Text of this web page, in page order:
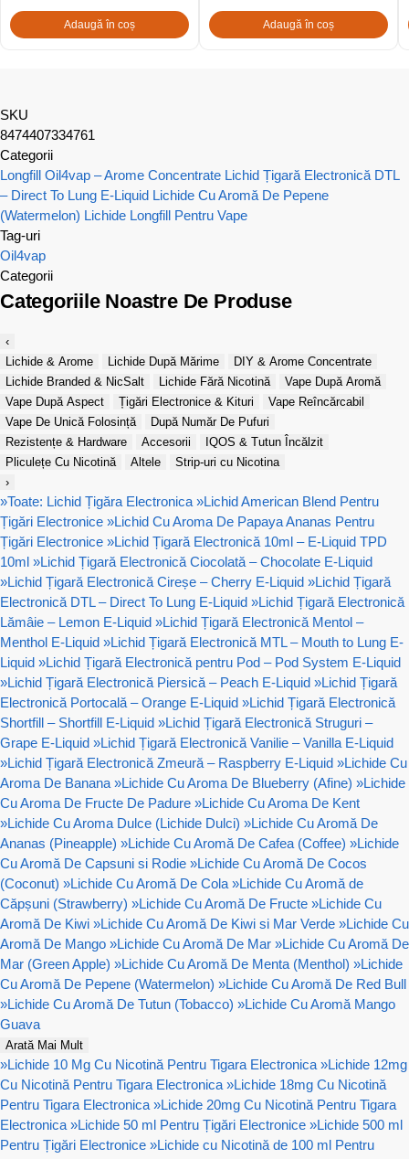
Adaugă în coș Adaugă în coș
SKU
8474407334761
Categorii
Longfill Oil4vap – Arome Concentrate Lichid Țigară Electronică DTL
– Direct To Lung E-Liquid Lichide Cu Aromă De Pepene
(Watermelon) Lichide Longfill Pentru Vape
Tag-uri
Oil4vap
Categorii
Categoriile Noastre De Produse
‹
Lichide & Arome
Lichide După Mărime
DIY & Arome Concentrate
Lichide Branded & NicSalt
Lichide Fără Nicotină
Vape După Aromă
Vape După Aspect
Țigări Electronice & Kituri
Vape Reîncărcabil
Vape De Unică Folosință
După Număr De Pufuri
Rezistențe & Hardware
Accesorii
IQOS & Tutun Încălzit
Pliculețe Cu Nicotină
Altele
Strip-uri cu Nicotina
›
»Toate: Lichid Țigăra Electronica »Lichid American Blend Pentru
Țigări Electronice »Lichid Cu Aroma De Papaya Ananas Pentru
Țigări Electronice »Lichid Țigară Electronică 10ml – E-Liquid TPD
10ml »Lichid Țigară Electronică Ciocolată – Chocolate E-Liquid
»Lichid Țigară Electronică Cireșe – Cherry E-Liquid »Lichid Țigară
Electronică DTL – Direct To Lung E-Liquid »Lichid Țigară Electronică
Lămâie – Lemon E-Liquid »Lichid Țigară Electronică Mentol –
Menthol E-Liquid »Lichid Țigară Electronică MTL – Mouth to Lung E-
Liquid »Lichid Țigară Electronică pentru Pod – Pod System E-Liquid
»Lichid Țigară Electronică Piersică – Peach E-Liquid »Lichid Țigară
Electronică Portocală – Orange E-Liquid »Lichid Țigară Electronică
Shortfill – Shortfill E-Liquid »Lichid Țigară Electronică Struguri –
Grape E-Liquid »Lichid Țigară Electronică Vanilie – Vanilla E-Liquid
»Lichid Țigară Electronică Zmeură – Raspberry E-Liquid »Lichide Cu
Aroma De Banana »Lichide Cu Aroma De Blueberry (Afine) »Lichide
Cu Aroma De Fructe De Padure »Lichide Cu Aroma De Kent
»Lichide Cu Aroma Dulce (Lichide Dulci) »Lichide Cu Aromă De
Ananas (Pineapple) »Lichide Cu Aromă De Cafea (Coffee) »Lichide
Cu Aromă De Capsuni si Rodie »Lichide Cu Aromă De Cocos
(Coconut) »Lichide Cu Aromă De Cola »Lichide Cu Aromă de
Căpșuni (Strawberry) »Lichide Cu Aromă De Fructe »Lichide Cu
Aromă De Kiwi »Lichide Cu Aromă De Kiwi si Mar Verde »Lichide Cu
Aromă De Mango »Lichide Cu Aromă De Mar »Lichide Cu Aromă De
Mar (Green Apple) »Lichide Cu Aromă De Menta (Menthol) »Lichide
Cu Aromă De Pepene (Watermelon) »Lichide Cu Aromă De Red Bull
»Lichide Cu Aromă De Tutun (Tobacco) »Lichide Cu Aromă Mango
Guava
Arată Mai Mult
»Lichide 10 Mg Cu Nicotină Pentru Tigara Electronica »Lichide 12mg
Cu Nicotină Pentru Tigara Electronica »Lichide 18mg Cu Nicotină
Pentru Tigara Electronica »Lichide 20mg Cu Nicotină Pentru Tigara
Electronica »Lichide 50 ml Pentru Țigări Electronice »Lichide 500 ml
Pentru Țigări Electronice »Lichide cu Nicotină de 100 ml Pentru